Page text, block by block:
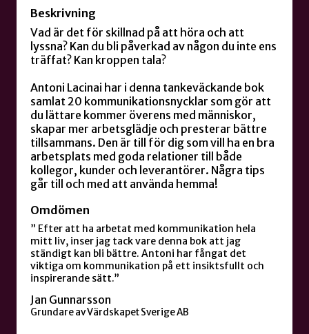
Beskrivning
Vad är det för skillnad på att höra och att
lyssna? Kan du bli påverkad av någon du inte ens
träffat? Kan kroppen tala?
Antoni Lacinai har i denna tankeväckande bok
samlat 20 kommunikationsnycklar som gör att
du lättare kommer överens med människor,
skapar mer arbetsglädje och presterar bättre
tillsammans. Den är till för dig som vill ha en bra
arbetsplats med goda relationer till både
kollegor, kunder och leverantörer. Några tips
går till och med att använda hemma!
Omdömen
” Efter att ha arbetat med kommunikation hela
mitt liv, inser jag tack vare denna bok att jag
ständigt kan bli bättre. Antoni har fångat det
viktiga om kommunikation på ett insiktsfullt och
inspirerande sätt.”
Jan Gunnarsson
Grundare av Värdskapet Sverige AB